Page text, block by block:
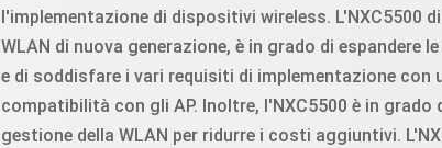
l'implementazione di dispositivi wireless. L'NXC5500
WLAN di nuova generazione, è in grado di espandere
e di soddisfare i vari requisiti di implementazione con
compatibilità con gli AP. Inoltre, l'NXC5500 è in grado
gestione della WLAN per ridurre i costi aggiuntivi.